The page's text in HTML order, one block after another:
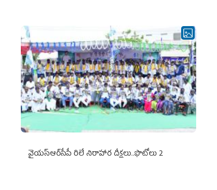
వైయ‌స్ఆర్‌సీపీ రిలే నిరాహార దీక్షలు..ఫొటోలు 2